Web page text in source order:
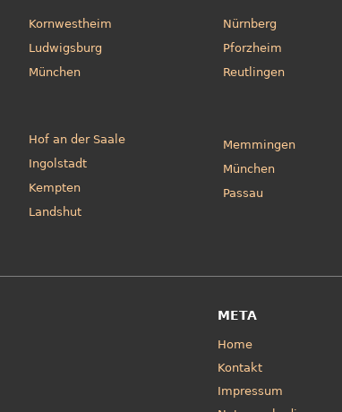
Kornwestheim
Ludwigsburg
München
Nürnberg
Pforzheim
Reutlingen
Hof an der Saale
Ingolstadt
Kempten
Landshut
Memmingen
München
Passau
META
Home
Kontakt
Impressum